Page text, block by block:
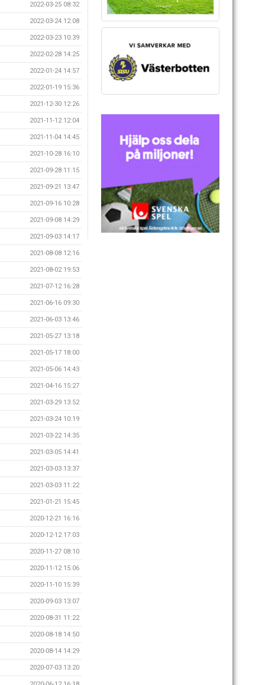
2022-03-25 08:32
2022-03-24 12:08
2022-03-23 10:39
2022-02-28 14:25
2022-01-24 14:57
2022-01-19 15:36
2021-12-30 12:26
2021-11-12 12:04
2021-11-04 14:45
2021-10-28 16:10
2021-09-28 11:15
2021-09-21 13:47
2021-09-16 10:28
2021-09-08 14:29
2021-09-03 14:17
2021-08-08 12:16
2021-08-02 19:53
2021-07-12 16:28
2021-06-16 09:30
2021-06-03 13:46
2021-05-27 13:18
2021-05-17 18:00
2021-05-06 14:43
2021-04-16 15:27
2021-03-29 13:52
2021-03-24 10:19
2021-03-22 14:35
2021-03-05 14:41
2021-03-03 13:37
2021-03-03 11:22
2021-01-21 15:45
2020-12-21 16:16
2020-12-12 17:03
2020-11-27 08:10
2020-11-12 15:06
2020-11-10 15:39
2020-09-03 13:07
2020-08-31 11:22
2020-08-18 14:50
2020-08-14 14:29
2020-07-03 13:20